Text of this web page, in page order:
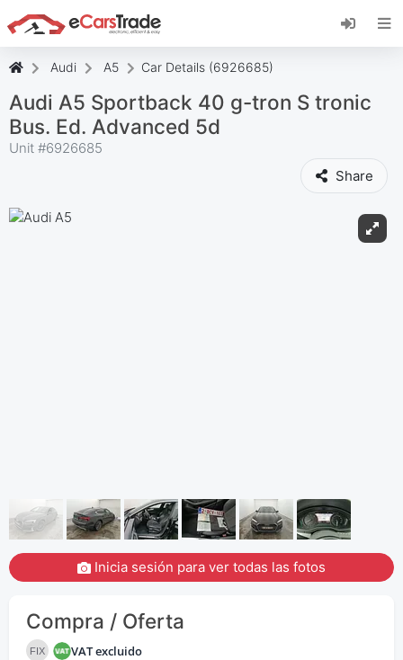
Instala la aplicación web de eCarsTrade,
añádela a tu pantalla de inicio y recibe
Audi A5 Car Details (6926685)
Audi A5 Sportback 40 g-tron S tronic
Bus. Ed. Advanced 5d
Unit #6926685
Share
Inicia sesión para ver todas las fotos
Compra / Oferta
FIX VAT excluido